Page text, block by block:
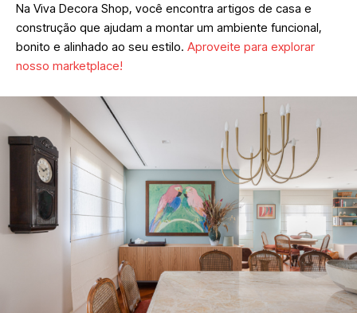
Na Viva Decora Shop, você encontra artigos de casa e
construção que ajudam a montar um ambiente funcional,
bonito e alinhado ao seu estilo. Aproveite para explorar
nosso marketplace!